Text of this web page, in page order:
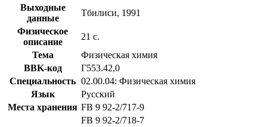
Выходные
данные
Тбилиси, 1991
Физическое
описание
21 с.
Тема
Физическая химия
BBK-код
Г553.42,0
Специальность 02.00.04: Физическая химия
Язык
Русский
Места хранения FB 9 92-2/717-9
FB 9 92-2/718-7